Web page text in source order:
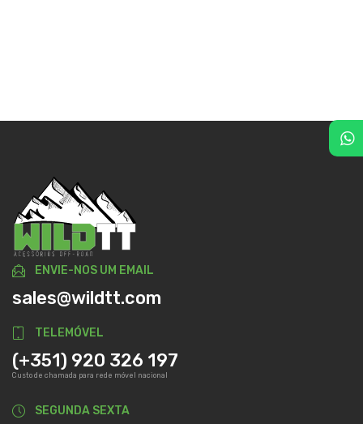
ENVIE-NOS UM EMAIL
sales@wildtt.com
TELEMÓVEL
(+351) 920 326 197
Custo de chamada para rede móvel nacional
SEGUNDA SEXTA